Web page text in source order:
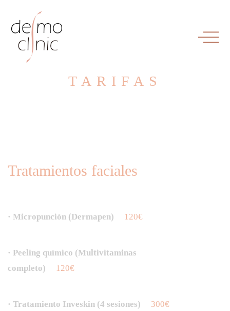
TARIFAS
Tratamientos faciales
· Micropunción (Dermapen) 120€
· Peeling químico (Multivitaminas
completo)
120€
· Tratamiento Inveskin (4 sesiones) 300€